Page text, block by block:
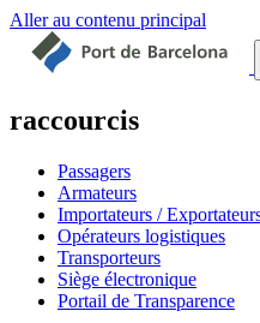
Aller au contenu principal
raccourcis
Passagers
Armateurs
Importateurs /
Opérateurs logistiques
Transporteurs
Siège électronique
Portail de Transparence